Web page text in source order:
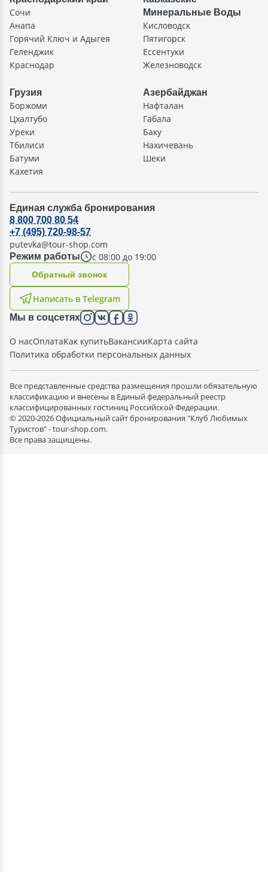
Сочи
Анапа
Горячий Ключ и Адыгея
Геленджик
Краснодар
Минеральные Воды
Кисловодск
Пятигорск
Ессентуки
Железноводск
Грузия
Боржоми
Цхалтубо
Уреки
Тбилиси
Батуми
Кахетия
Азербайджан
Нафталан
Габала
Баку
Нахичевань
Шеки
Единая служба бронирования
Режим работы с 08:00 до 19:00
8 800 700 80 54
+7 (495) 720-98-57
putevka@tour-shop.com
Написать в Telegram
Oбратный звонок
Мы в соцсетях
О насОплатаКак купитьВакансииКарта сайта
Политика обработки персональных данных
Все представленные средства размещения прошли обязательную
классификацию и внесены в Единый федеральный реестр
классифицированных гостиниц Российской Федерации.
© 2020-2026 Официальный сайт бронирования "Клуб Любимых
Туристов" - tour-shop.com.
Все права защищены.